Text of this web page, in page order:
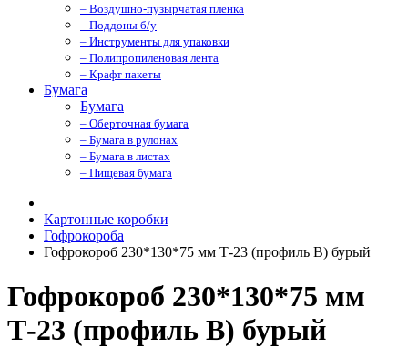
– Воздушно-пузырчатая пленка
– Поддоны б/у
– Инструменты для упаковки
– Полипропиленовая лента
– Крафт пакеты
Бумага
Бумага
– Оберточная бумага
– Бумага в рулонах
– Бумага в листах
– Пищевая бумага
Картонные коробки
Гофрокороба
Гофрокороб 230*130*75 мм Т-23 (профиль B) бурый
Гофрокороб 230*130*75 мм
Т-23 (профиль B) бурый